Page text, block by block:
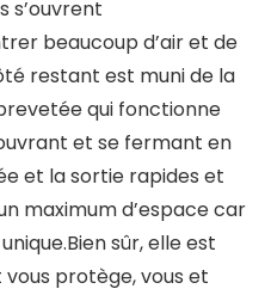
s’ouvrent
beaucoup d’air et de
restant est muni de la
qui fonctionne
et se fermant en
et la sortie rapides et
maximum d’espace car
sûr, elle est
protège, vous et